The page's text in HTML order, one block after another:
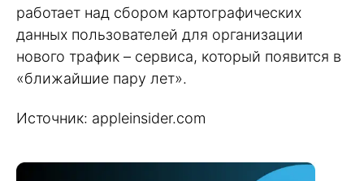
работает над сбором картографических
данных пользователей для организации
нового трафик – сервиса, который появится в
«ближайшие пару лет».
Источник: appleinsider.com